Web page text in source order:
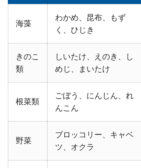
海藻
わかめ、昆布、もず
く、ひじき
きのこ
類
しいたけ、えのき、し
めじ、まいたけ
根菜類
ごぼう、にんじん、れ
んこん
野菜
ブロッコリー、キャベ
ツ、オクラ